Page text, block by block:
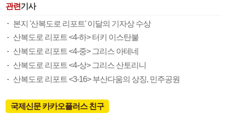
관련기사
본지 '산복도로 리포트' 이달의 기자상 수상
산복도로 리포트 <4-하> 터키 이스탄불
산복도로 리포트 <4-중> 그리스 아테네
산복도로 리포트 <4-상> 그리스 산토리니
산복도로 리포트 <3-16> 부산다움의 상징, 민주공원
국제신문 카카오플러스 친구